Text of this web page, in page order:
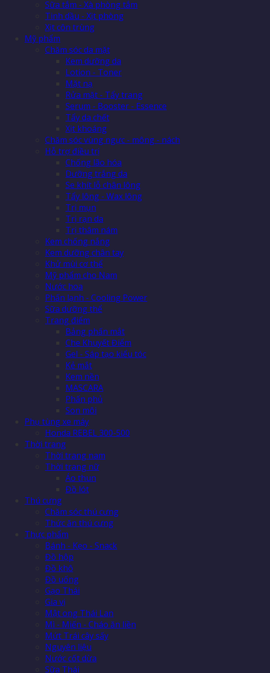
Sữa tắm - Xà phòng tắm
Tinh dầu - Xịt phòng
Xịt côn trùng
Mỹ phẩm
Chăm sóc da mặt
Kem dưỡng da
Lotion - Toner
Mặt nạ
Rửa mặt - Tẩy trang
Serum - Booster - Essence
Tẩy da chết
Xịt khoáng
Chăm sóc vùng ngực - mông - nách
Hỗ trợ điều trị
Chống lão hóa
Dưỡng trắng da
Se khít lỗ chân lông
Tẩy lông - Wax lông
Trị mụn
Trị rạn da
Trị thâm nám
Kem chống nắng
Kem dưỡng chân tay
Khử mùi cơ thể
Mỹ phẩm cho Nam
Nước hoa
Phấn lạnh - Cooling Power
Sữa dưỡng thể
Trang điểm
Bảng phấn mắt
Che Khuyết Điểm
Gel - Sáp tạo kiểu tóc
Kẻ mắt
Kem nền
MASCARA
Phấn phủ
Son môi
Phụ tùng xe máy
Honda REBEL 300-500
Thời trang
Thời trang nam
Thời trang nữ
Áo thun
Đồ lót
Thú cưng
Chăm sóc thú cưng
Thức ăn thú cưng
Thực phẩm
Bánh - Kẹo - Snack
Đồ hộp
Đồ khô
Đồ uống
Gạo Thái
Gia vị
Mật ong Thái Lan
Mì - Miến - Cháo ăn liền
Mứt Trái cây sấy
Nguyên liệu
Nước cốt dừa
Sữa Thái